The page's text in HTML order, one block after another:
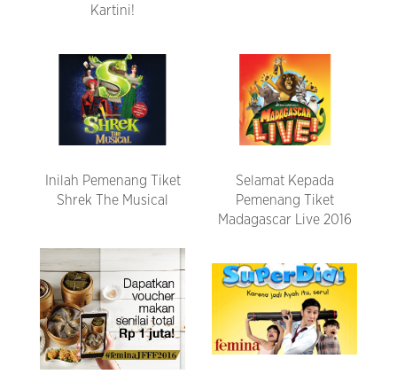
Kartini!
Inilah Pemenang Tiket
Shrek The Musical
Selamat Kepada
Pemenang Tiket
Madagascar Live 2016